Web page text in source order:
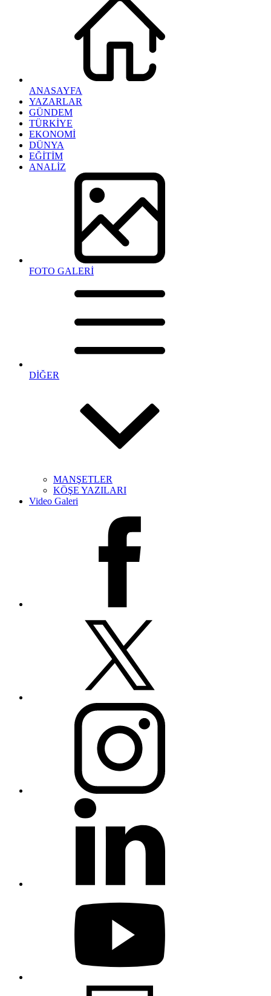
ANASAYFA
YAZARLAR
GÜNDEM
TÜRKİYE
EKONOMİ
DÜNYA
EĞİTİM
ANALİZ
FOTO GALERİ
DİĞER
MANŞETLER
KÖŞE YAZILARI
Video Galeri